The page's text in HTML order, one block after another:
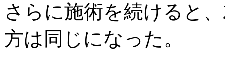
さらに施術を続けると
方は同じになった。